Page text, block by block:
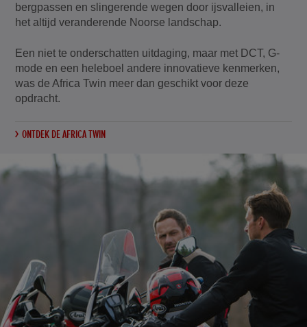
bergpassen en slingerende wegen door ijsvalleien, in
het altijd veranderende Noorse landschap.
Een niet te onderschatten uitdaging, maar met DCT, G-
mode en een heleboel andere innovatieve kenmerken,
was de Africa Twin meer dan geschikt voor deze
opdracht.
ONTDEK DE AFRICA TWIN